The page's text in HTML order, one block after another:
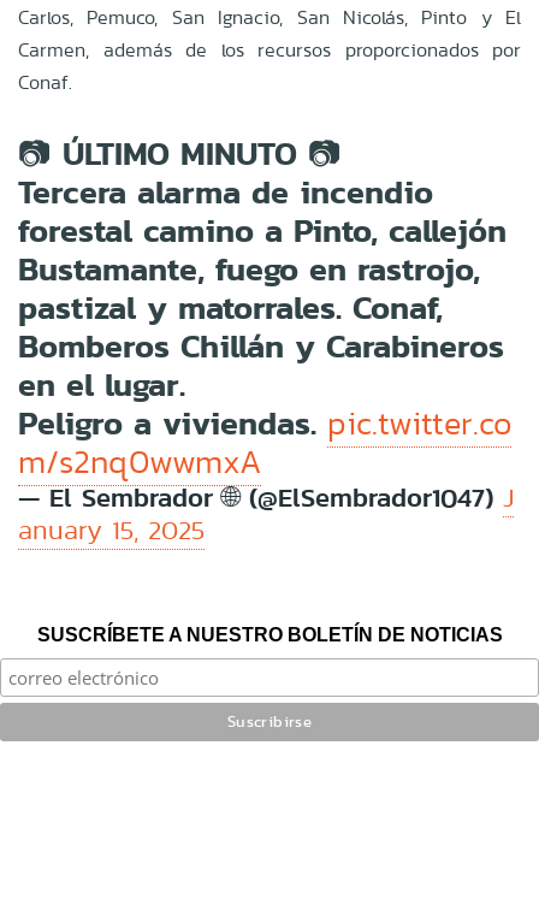
Carlos, Pemuco, San Ignacio, San Nicolás, Pinto y El
Carmen, además de los recursos proporcionados por
Conaf.
📷 ÚLTIMO MINUTO 📷
Tercera alarma de incendio
forestal camino a Pinto, callejón
Bustamante, fuego en rastrojo,
pastizal y matorrales. Conaf,
Bomberos Chillán y Carabineros
en el lugar.
Peligro a viviendas. pic.twitter.co
m/s2nq0wwmxA
— El Sembrador 🌐 (@ElSembrador1047) J
anuary 15, 2025
SUSCRÍBETE A NUESTRO BOLETÍN DE NOTICIAS